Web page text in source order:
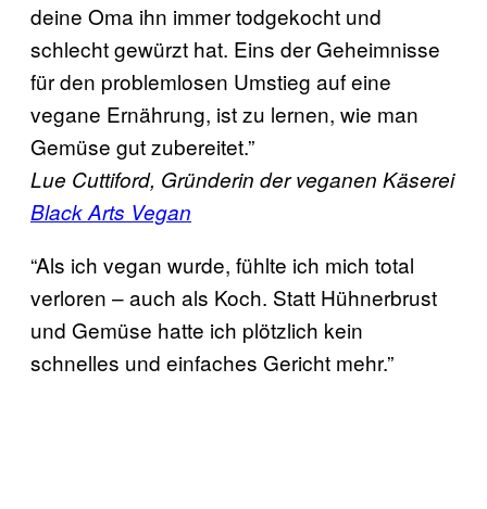
deine Oma ihn immer todgekocht und
schlecht gewürzt hat. Eins der Geheimnisse
für den problemlosen Umstieg auf eine
vegane Ernährung, ist zu lernen, wie man
Gemüse gut zubereitet.”
Lue Cuttiford, Gründerin der veganen Käserei
Black Arts Vegan
“Als ich vegan wurde, fühlte ich mich total
verloren – auch als Koch. Statt Hühnerbrust
und Gemüse hatte ich plötzlich kein
schnelles und einfaches Gericht mehr.”